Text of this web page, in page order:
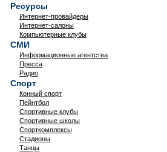
Ресурсы
Интернет-провайдеры
Интернет-салоны
Компьютерные клубы
СМИ
Информационные агентства
Пресса
Радио
Спорт
Конный спорт
Пейнтбол
Спортивные клубы
Спортивные школы
Спорткомплексы
Стадионы
Танцы